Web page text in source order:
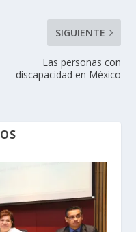
SIGUIENTE
Las personas con
discapacidad en México